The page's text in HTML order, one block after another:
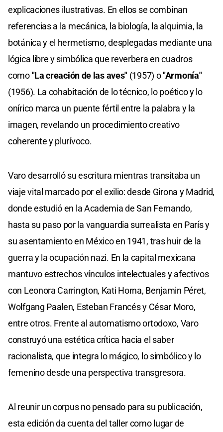
explicaciones ilustrativas. En ellos se combinan
referencias a la mecánica, la biología, la alquimia, la
botánica y el hermetismo, desplegadas mediante una
lógica libre y simbólica que reverbera en cuadros
como"La creación de las aves" (1957) o"Armonía"
(1956). La cohabitación de lo técnico, lo poético y lo
onírico marca un puente fértil entre la palabra y la
imagen, revelando un procedimiento creativo
coherente y plurívoco.
Varo desarrolló su escritura mientras transitaba un
viaje vital marcado por el exilio: desde Girona y Madrid,
donde estudió en la Academia de San Fernando,
hasta su paso por la vanguardia surrealista en París y
su asentamiento en México en 1941, tras huir de la
guerra y la ocupación nazi. En la capital mexicana
mantuvo estrechos vínculos intelectuales y afectivos
con Leonora Carrington, Kati Horna, Benjamin Péret,
Wolfgang Paalen, Esteban Francés y César Moro,
entre otros. Frente al automatismo ortodoxo, Varo
construyó una estética crítica hacia el saber
racionalista, que integra lo mágico, lo simbólico y lo
femenino desde una perspectiva transgresora.
Al reunir un corpus no pensado para su publicación,
esta edición da cuenta del taller como lugar de